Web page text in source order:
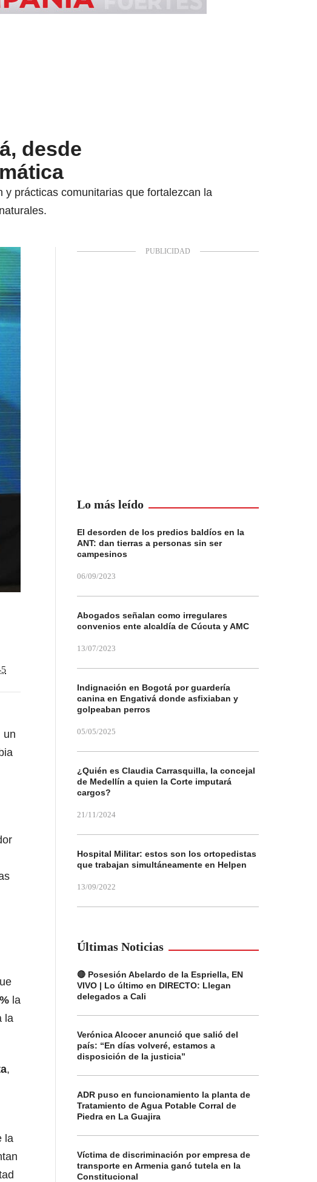
desde
prácticas comunitarias que fortalezcan la
un
la
la
,
la
Lo más leído
El desorden de los predios baldíos en la
ANT: dan tierras a personas sin ser
campesinos
06/09/2023
Abogados señalan como irregulares
convenios ente alcaldía de Cúcuta y AMC
13/07/2023
Indignación en Bogotá por guardería
canina en Engativá donde asfixiaban y
golpeaban perros
05/05/2025
¿Quién es Claudia Carrasquilla, la concejal
de Medellín a quien la Corte imputará
cargos?
21/11/2024
Hospital Militar: estos son los ortopedistas
que trabajan simultáneamente en Helpen
13/09/2022
Últimas Noticias
🔴 Posesión Abelardo de la Espriella, EN
VIVO | Lo último en DIRECTO: Llegan
delegados a Cali
Verónica Alcocer anunció que salió del
país: “En días volveré, estamos a
disposición de la justicia”
ADR puso en funcionamiento la planta de
Tratamiento de Agua Potable Corral de
Piedra en La Guajira
Víctima de discriminación por empresa de
transporte en Armenia ganó tutela en la
Constitucional